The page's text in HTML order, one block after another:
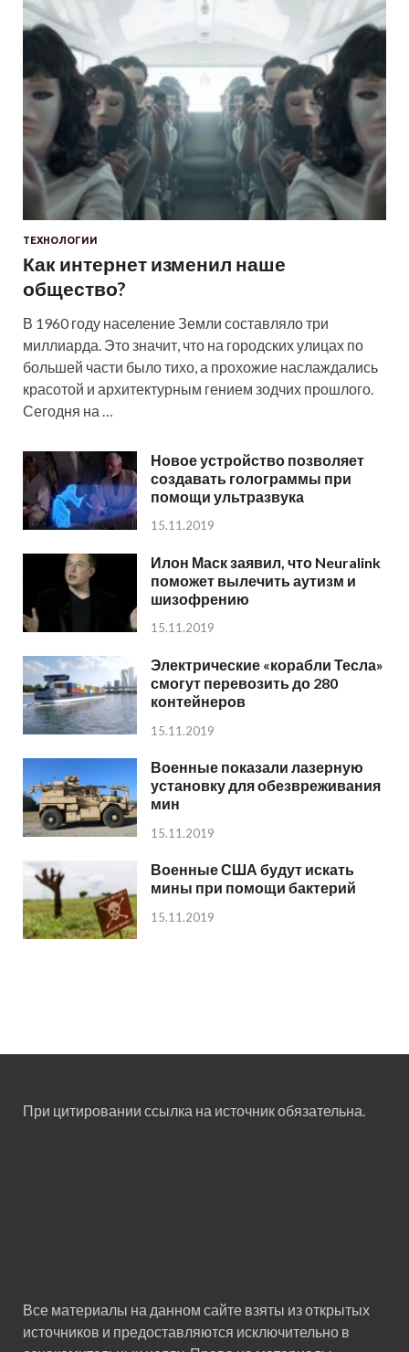
ТЕХНОЛОГИИ
Как интернет изменил наше
общество?
В 1960 году население Земли составляло три
миллиарда. Это значит, что на городских улицах по
большей части было тихо, а прохожие наслаждались
красотой и архитектурным гением зодчих прошлого.
Сегодня на …
Новое устройство позволяет
создавать голограммы при
помощи ультразвука
15.11.2019
Илон Маск заявил, что Neuralink
поможет вылечить аутизм и
шизофрению
15.11.2019
Электрические «корабли Тесла»
смогут перевозить до 280
контейнеров
15.11.2019
Военные показали лазерную
установку для обезвреживания
мин
15.11.2019
Военные США будут искать
мины при помощи бактерий
15.11.2019
При цитировании ссылка на источник обязательна.
Все материалы на данном сайте взяты из открытых
источников и предоставляются исключительно в